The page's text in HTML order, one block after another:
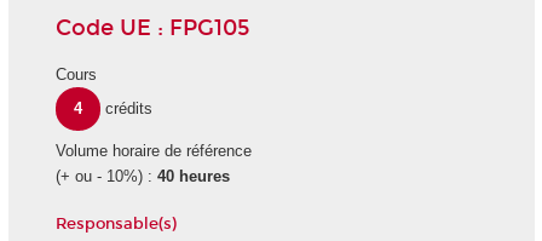
Code UE : FPG105
Cours
4
crédits
Volume horaire de référence
(+ ou - 10%) : 40 heures
Responsable(s)